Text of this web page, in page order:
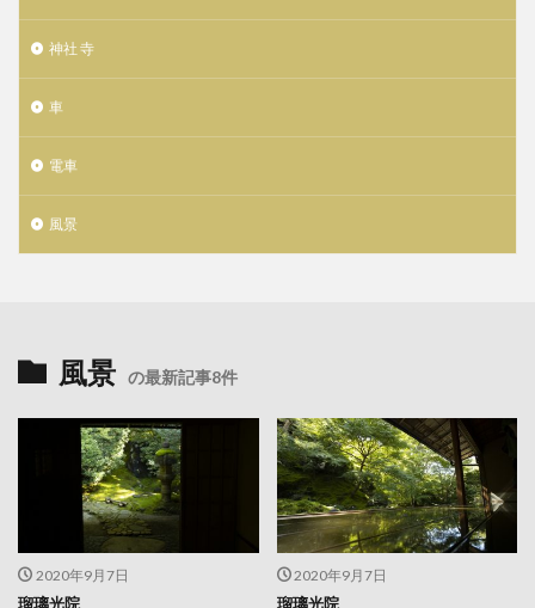
神社 寺
車
電車
風景
風景 の最新記事8件
2020年9月7日
瑠璃光院
2020年9月7日
瑠璃光院